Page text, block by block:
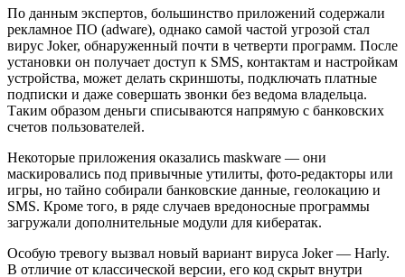
По данным экспертов, большинство приложений содержали
рекламное ПО (adware), однако самой частой угрозой стал
вирус Joker, обнаруженный почти в четверти программ. После
установки он получает доступ к SMS, контактам и настройкам
устройства, может делать скриншоты, подключать платные
подписки и даже совершать звонки без ведома владельца.
Таким образом деньги списываются напрямую с банковских
счетов пользователей.
Некоторые приложения оказались maskware — они
маскировались под привычные утилиты, фото-редакторы или
игры, но тайно собирали банковские данные, геолокацию и
SMS. Кроме того, в ряде случаев вредоносные программы
загружали дополнительные модули для кибератак.
Особую тревогу вызвал новый вариант вируса Joker — Harly.
В отличие от классической версии, его код скрыт внутри